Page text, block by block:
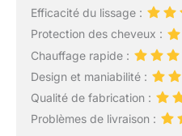
Efficacité du lissage :
Protection des cheveux :
Chauffage rapide :
Design et maniabilité :
Qualité de fabrication :
Problèmes de livraison :